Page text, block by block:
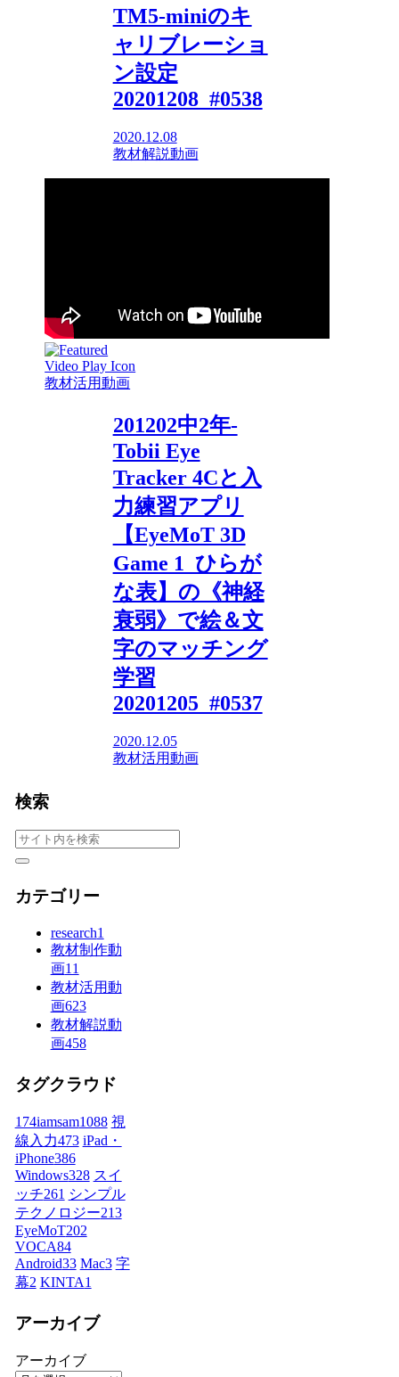
TM5-miniのキ
ャリブレーショ
ン設定
20201208_#0538
2020.12.08
教材解説動画
教材活用動画
201202中2年-
Tobii Eye
Tracker 4Cと入
力練習アプリ
【EyeMoT 3D
Game 1_ひらが
な表】の《神経
衰弱》で絵＆文
字のマッチング
学習
20201205_#0537
2020.12.05
教材活用動画
検索
カテゴリー
research1
教材制作動
画11
教材活用動
画623
教材解説動
画458
タグクラウド
174iamsam1088 視
線入力473 iPad・
iPhone386
Windows328 スイ
ッチ261 シンプル
テクノロジー213
EyeMoT202
VOCA84
Android33 Mac3 字
幕2 KINTA1
アーカイブ
アーカイブ